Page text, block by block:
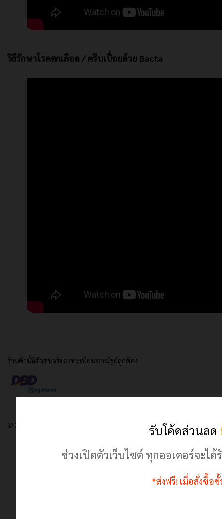
วิธีรักษาโรคตกเลือด / ครีบเปื่อยด้วย Bacta
© 2024 เฮฮาปลาตี้.com. All Rights Reserved
ร้านค้านี้มีตัวตนจริง ลงทะเบียนพาณิชย์ถูกต้อง
รับโค้ดส่วนลด
ช่วงเปิดตัวเว็บไซต์ ทุกออเดอร์จะไ
*ส่งฟรี! เมื่อสั่งซื้อ